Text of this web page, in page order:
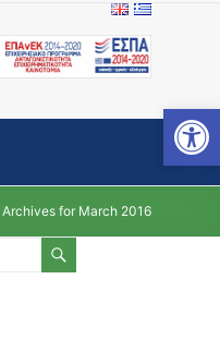
Open toolbar
Archives for March 2016